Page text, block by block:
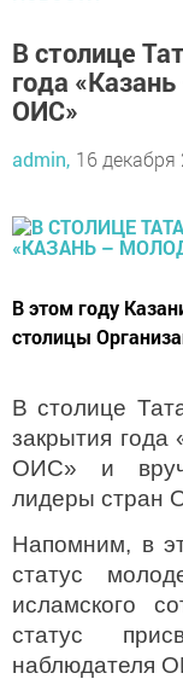
В столице
года
ОИС»
admin, 16 декабря
В этом году
столицы
В столице
закрытия года
ОИС» и
лидеры стран
Напомним, в
статус
исламского
статус
наблюдателя